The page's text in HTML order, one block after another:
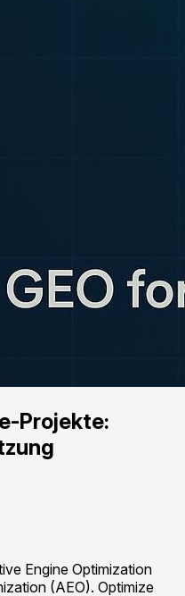
Projekte:
Engine Optimization
(AEO). Optimize